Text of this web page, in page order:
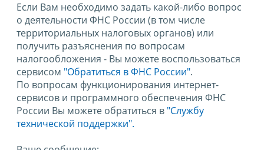
Если Вам необходимо задать какой-либо вопрос
о деятельности ФНС России (в том числе
территориальных налоговых органов) или
получить разъяснения по вопросам
налогообложения - Вы можете воспользоваться
сервисом "Обратиться в ФНС России".
По вопросам функционирования интернет-
сервисов и программного обеспечения ФНС
России Вы можете обратиться в "Службу
технической поддержки".